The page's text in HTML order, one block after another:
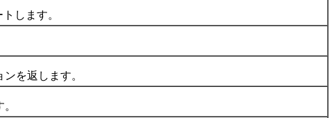
します。
を返します。